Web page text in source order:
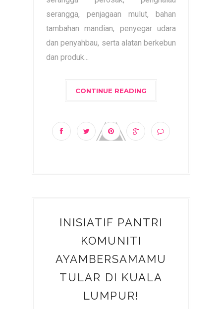
serangga, penjagaan mulut, bahan
tambahan mandian, penyegar udara
dan penyahbau, serta alatan berkebun
dan produk...
CONTINUE READING
INISIATIF PANTRI
KOMUNITI
AYAMBERSAMAMU
TULAR DI KUALA
LUMPUR!